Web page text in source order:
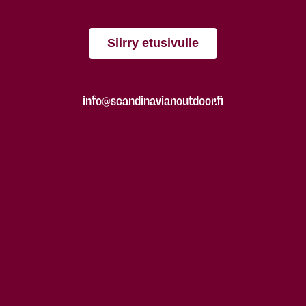
Siirry etusivulle
info@scandinavianoutdoor.fi